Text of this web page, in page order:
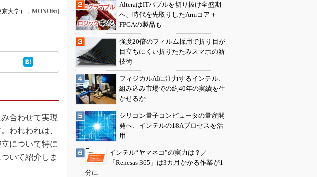
大学） ， MONOist]
合わせて実現
われわれは、
について特に
いて紹介しま
AlteraはITバブルを切り抜け全盛期
へ、時代を先取りしたArmコア＋
FPGAの製品も
強度20倍のフィルム採用で折り目が
目立ちにくい折りたたみスマホの新
技術
フィジカルAIに注力するインテル、
組み込み市場での約40年の実績を生
かせるか
シリコン量子コンピュータの量産開
発へ、インテルの18Aプロセスを活
用
インテル“ヤマネコ”の実力は？／
「Renesas 365」は3カ月かかる作業が1
分に